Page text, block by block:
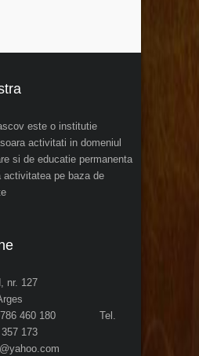
este o institutie
activitati in domeniul
si de educatie permanenta
pe baza de
nr. 127
0786 460 180 Tel.
173